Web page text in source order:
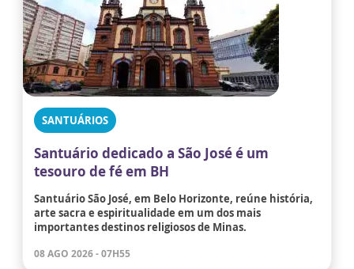
SANTUÁRIOS
Santuário dedicado a São José é um
tesouro de fé em BH
Santuário São José, em Belo Horizonte, reúne história,
arte sacra e espiritualidade em um dos mais
importantes destinos religiosos de Minas.
08 AGO 2026 - 07H55